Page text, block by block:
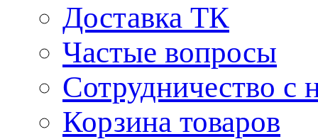
Доставка ТК
Частые вопросы
Сотрудничество с
Корзина товаров